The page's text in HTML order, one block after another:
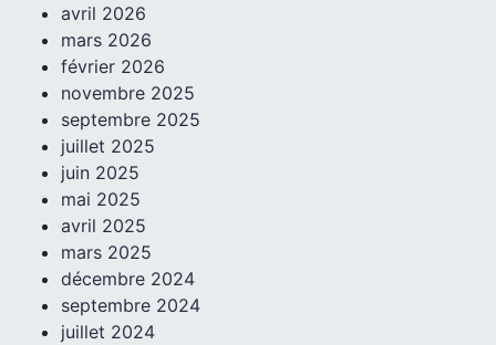
avril 2026
mars 2026
février 2026
novembre 2025
septembre 2025
juillet 2025
juin 2025
mai 2025
avril 2025
mars 2025
décembre 2024
septembre 2024
juillet 2024